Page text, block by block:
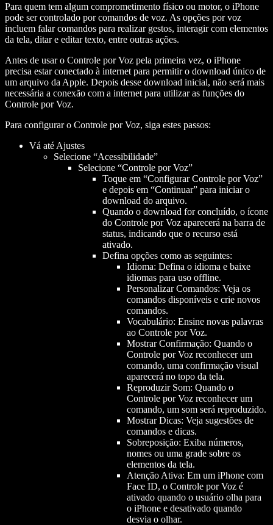
Para quem tem algum comprometimento físico ou motor, o iPhone
pode ser controlado por comandos de voz. As opções por voz
incluem falar comandos para realizar gestos, interagir com elementos
da tela, ditar e editar texto, entre outras ações.
Antes de usar o Controle por Voz pela primeira vez, o iPhone
precisa estar conectado à internet para permitir o download único de
um arquivo da Apple. Depois desse download inicial, não será mais
necessária a conexão com a internet para utilizar as funções do
Controle por Voz.
Para configurar o Controle por Voz, siga estes passos:
Vá até Ajustes
Selecione “Acessibilidade”
Selecione “Controle por Voz”
Toque em “Configurar Controle por Voz”
e depois em “Continuar” para iniciar o
download do arquivo.
Quando o download for concluído, o ícone
do Controle por Voz aparecerá na barra de
status, indicando que o recurso está
ativado.
Defina opções como as seguintes:
Idioma: Defina o idioma e baixe
idiomas para uso offline.
Personalizar Comandos: Veja os
comandos disponíveis e crie novos
comandos.
Vocabulário: Ensine novas palavras
ao Controle por Voz.
Mostrar Confirmação: Quando o
Controle por Voz reconhecer um
comando, uma confirmação visual
aparecerá no topo da tela.
Reproduzir Som: Quando o
Controle por Voz reconhecer um
comando, um som será reproduzido.
Mostrar Dicas: Veja sugestões de
comandos e dicas.
Sobreposição: Exiba números,
nomes ou uma grade sobre os
elementos da tela.
Atenção Ativa: Em um iPhone com
Face ID, o Controle por Voz é
ativado quando o usuário olha para
o iPhone e desativado quando
desvia o olhar.